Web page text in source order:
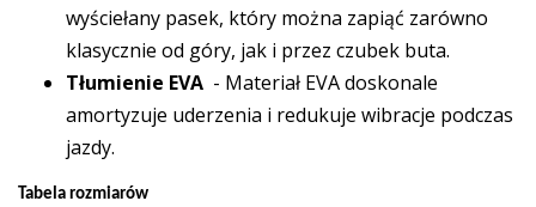
wyściełany pasek, który można zapiąć zarówno
klasycznie od góry, jak i przez czubek buta.
Tłumienie EVA - Materiał EVA doskonale
amortyzuje uderzenia i redukuje wibracje podczas
jazdy.
Tabela rozmiarów